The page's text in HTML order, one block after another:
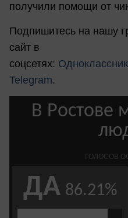
получили помощи от
Подпишитесь на нашу
сайт в
соцсетях:
Telegram.